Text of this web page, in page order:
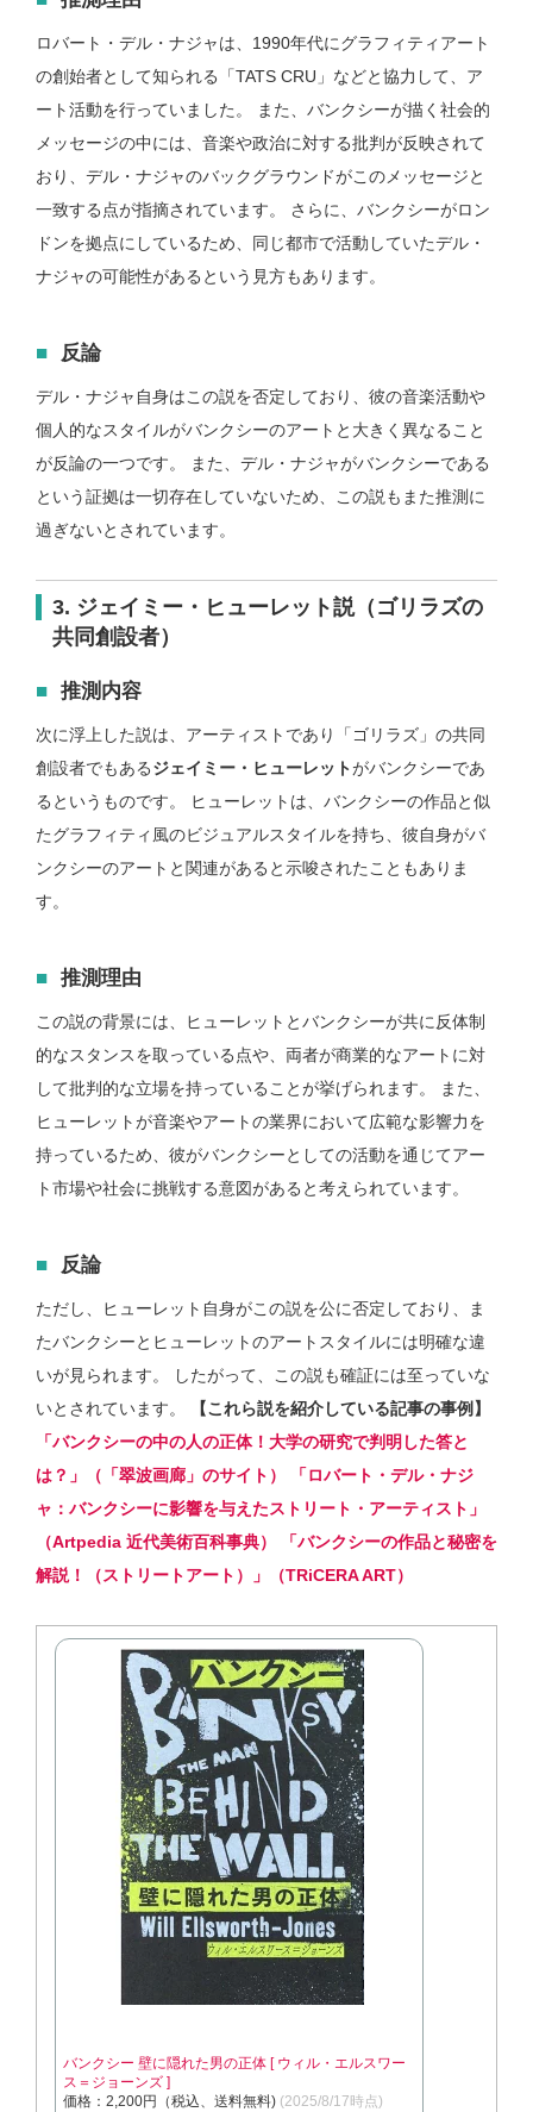
ロバート・デル・ナジャは、1990年代にグラフィティアート
の創始者として知られる「TATS CRU」などと協力して、ア
ート活動を行っていました。 また、バンクシーが描く社会的
メッセージの中には、音楽や政治に対する批判が反映されて
おり、デル・ナジャのバックグラウンドがこのメッセージと
一致する点が指摘されています。 さらに、バンクシーがロン
ドンを拠点にしているため、同じ都市で活動していたデル・
ナジャの可能性があるという見方もあります。
反論
デル・ナジャ自身はこの説を否定しており、彼の音楽活動や
個人的なスタイルがバンクシーのアートと大きく異なること
が反論の一つです。 また、デル・ナジャがバンクシーである
という証拠は一切存在していないため、この説もまた推測に
過ぎないとされています。
3. ジェイミー・ヒューレット説（ゴリラズの
共同創設者）
推測内容
次に浮上した説は、アーティストであり「ゴリラズ」の共同
創設者でもあるジェイミー・ヒューレットがバンクシーであ
るというものです。 ヒューレットは、バンクシーの作品と似
たグラフィティ風のビジュアルスタイルを持ち、彼自身がバ
ンクシーのアートと関連があると示唆されたこともありま
す。
推測理由
この説の背景には、ヒューレットとバンクシーが共に反体制
的なスタンスを取っている点や、両者が商業的なアートに対
して批判的な立場を持っていることが挙げられます。 また、
ヒューレットが音楽やアートの業界において広範な影響力を
持っているため、彼がバンクシーとしての活動を通じてアー
ト市場や社会に挑戦する意図があると考えられています。
反論
ただし、ヒューレット自身がこの説を公に否定しており、ま
たバンクシーとヒューレットのアートスタイルには明確な違
いが見られます。 したがって、この説も確証には至っていな
いとされています。
【これら説を紹介している記事の事例】
「バンクシーの中の人の正体！大学の研究で判明した答と
は？」（「翠波画廊」のサイト）
「ロバート・デル・ナジ
ャ：バンクシーに影響を与えたストリート・アーティスト」
（Artpedia 近代美術百科事典）
「バンクシーの作品と秘密を
解説！（ストリートアート）」（TRiCERA ART）
バンクシー 壁に隠れた男の正体 [ ウィル・エルスワー
ス＝ジョーンズ ]
価格：2,200円（税込、送料無料) (2025/8/17時点)